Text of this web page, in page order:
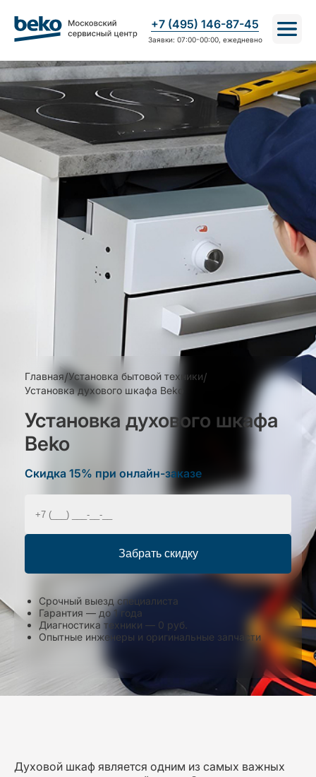
+7 (495) 146-87-45
Заявки: 07:00-00:00, ежедневно
Главная/Установка бытовой техники/
Установка духового шкафа Beko
Установка духового шкафа
Beko
Срочный выезд специалиста
Гарантия — до 1 года
Диагностика техники — 0 руб.
Опытные инженеры и оригинальные запчасти
Скидка 15% при онлайн-заказе
Забрать скидку
Духовой шкаф является одним из самых важных